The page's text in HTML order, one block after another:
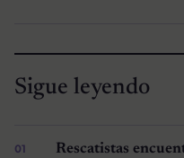
Sigue leyendo
Rescatistas